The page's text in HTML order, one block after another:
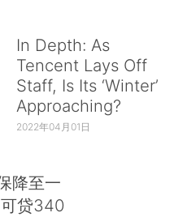
In Depth: As
Tencent Lays Off
Staff, Is Its ‘Winter’
Approaching?
2022年04月01日
降至一
贷340